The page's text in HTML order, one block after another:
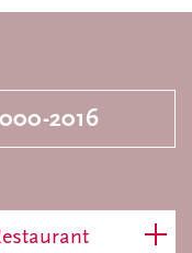
2016